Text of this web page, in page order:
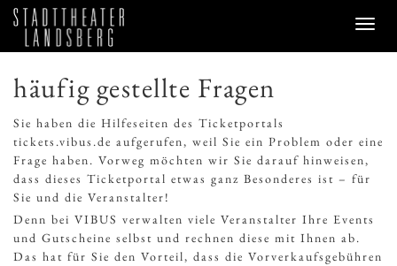
Verkauf
Preise & Sitzplan
Abonnements
Handicap
Merkzettel
0
FAQ / Hilfe
KONTAKT
häufig gestellte Fragen
Sie haben die Hilfeseiten des Ticketportals
tickets.vibus.de aufgerufen, weil Sie ein Problem oder eine
Frage haben. Vorweg möchten wir Sie darauf hinweisen,
dass dieses Ticketportal etwas ganz Besonderes ist – für
Sie und die Veranstalter!
Denn bei VIBUS verwalten viele Veranstalter Ihre Events
und Gutscheine selbst und rechnen diese mit Ihnen ab.
Das hat für Sie den Vorteil, dass die Vorverkaufsgebühren